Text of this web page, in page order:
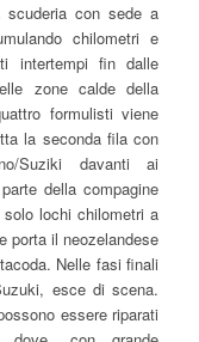
scuderia con sede a
chilometri e
intertempi fin dalle
zone calde della
formulisti viene
la seconda fila con
Suziki davanti ai
della compagine
lochi chilometri a
porta il neozelandese
Nelle fasi finali
esce di scena.
essere riparati